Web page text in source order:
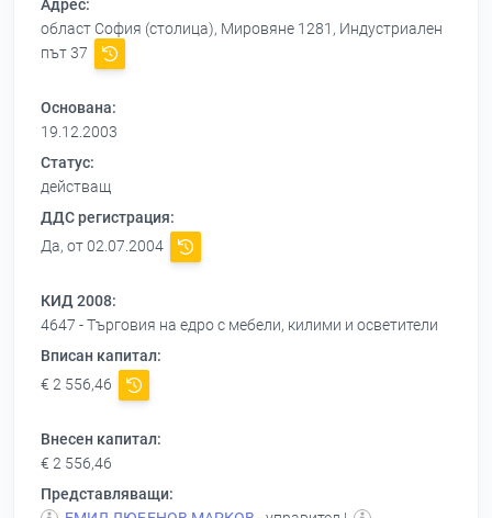
Адрес:
област София (столица), Мировяне 1281, Индустриален
път 37
Основана:
19.12.2003
Статус:
действащ
ДДС регистрация:
Да, от 02.07.2004
КИД 2008:
4647 - Търговия на едро с мебели, килими и осветители
Вписан капитал:
€ 2 556,46
Внесен капитал:
€ 2 556,46
Представляващи: